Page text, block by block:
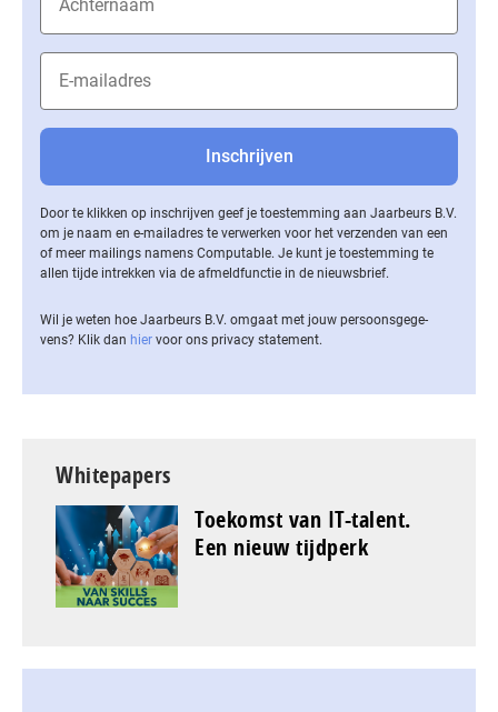
Door te klikken op inschrijven geef je toestemming aan Jaarbeurs B.V.
om je naam en e-mailadres te verwerken voor het verzenden van een
of meer mailings namens Computable. Je kunt je toestemming te
allen tijde intrekken via de af­meld­func­tie in de nieuwsbrief.
Wil je weten hoe Jaarbeurs B.V. omgaat met jouw per­soons­ge­ge­
vens? Klik dan hier voor ons privacy statement.
Whitepapers
Toekomst van IT-talent.
Een nieuw tijdperk